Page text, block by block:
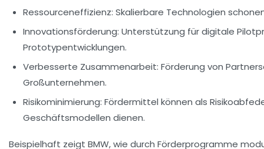
Ressourceneffizienz: Skalierbare Technologien
Innovationsförderung: Unterstützung für digitale
Prototypentwicklungen.
Verbesserte Zusammenarbeit: Förderung von
Großunternehmen.
Risikominimierung: Fördermittel können als
Geschäftsmodellen dienen.
Beispielhaft zeigt BMW, wie durch Förderprogramme